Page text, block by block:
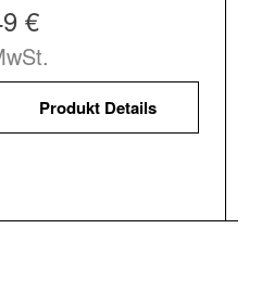
€
Produkt Details